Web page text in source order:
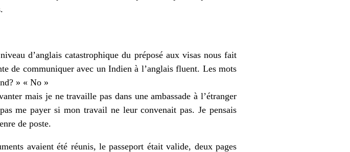
d’anglais catastrophique du préposé aux visas nous fait
de communiquer avec un Indien à l’anglais fluent. Les mots
» « No »
mais je ne travaille pas dans une ambassade à l’étranger
me payer si mon travail ne leur convenait pas. Je pensais
de poste.
avaient été réunis, le passeport était valide, deux pages